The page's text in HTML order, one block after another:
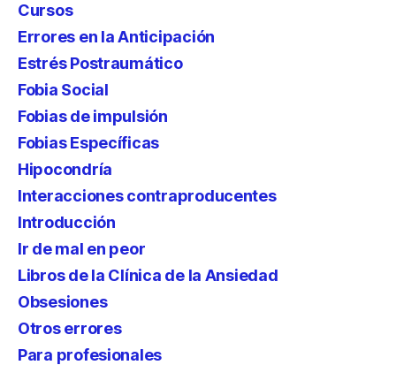
Cursos
Errores en la Anticipación
Estrés Postraumático
Fobia Social
Fobias de impulsión
Fobias Específicas
Hipocondría
Interacciones contraproducentes
Introducción
Ir de mal en peor
Libros de la Clínica de la Ansiedad
Obsesiones
Otros errores
Para profesionales